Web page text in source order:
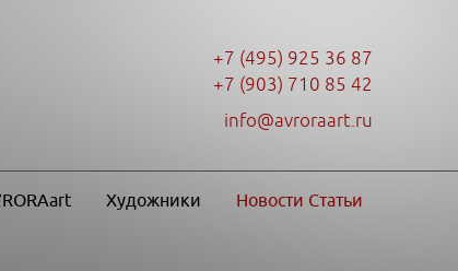
+7 (495) 925 36 87
+7 (903) 710 85 42
info@avroraart.ru
Художники
Новости Статьи